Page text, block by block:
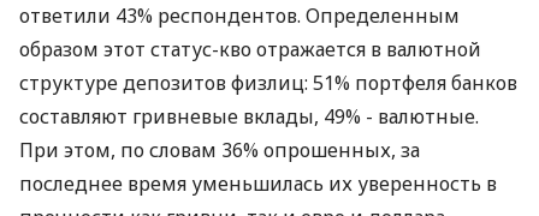
месяцев - 11,94%, на девять месяцев - 12,95%, на 12
месяцев - 13,28%, то 26 октября - 11,85%, 13,27%,
13,76% и 14,24% соответственно.
Согласно результатам опроса агентства IFAK
Ukraine, гривня сейчас пользуется таким же
доверием украинцев, как доллар и евро, - так